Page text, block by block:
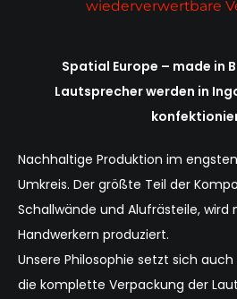
wiederverwertbare
Spatial Europe – made in
Lautsprecher werden in
Nachhaltige Produktion im
Umkreis. Der größte Teil der
Schallwände und Alufrästeile, wird
Handwerkern produziert.
Unsere Philosophie setzt sich
die komplette Verpackung der